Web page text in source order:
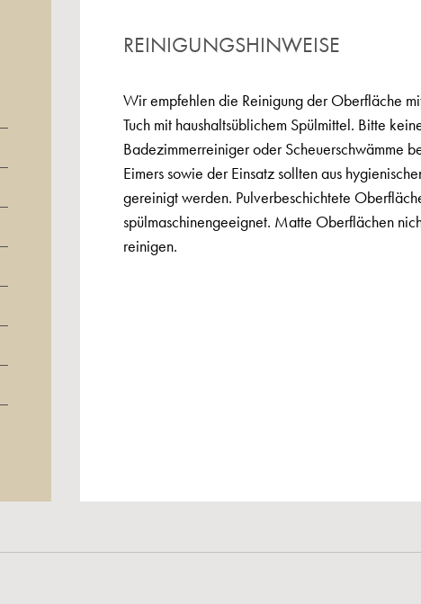
REINIGUNGSHINWEISE
Wir empfehlen die Reinigung der Oberfläche
Tuch mit haushaltsüblichem Spülmittel. Bitte
Badezimmerreiniger oder Scheuerschwämme
Eimers sowie der Einsatz sollten aus
gereinigt werden. Pulverbeschichtete
spülmaschinengeeignet. Matte Oberflächen
reinigen.